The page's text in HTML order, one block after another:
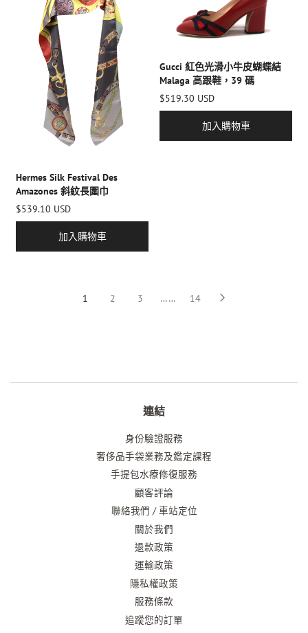
Hermes Silk Festival Des
Amazones 斜紋長圍巾
$539.10 USD
加入購物車
Gucci 紅色光滑小牛皮蝴蝶結
Malaga 高跟鞋，39 碼
$519.30 USD
加入購物車
1 2 3 …… 14
連結
身份驗證服務
奢侈品手袋業務及鑑定課程
手提包水療修復服務
顧客評論
聯絡我們 / 車站定位
關於我們
退款政策
運輸政策
隱私權政策
服務條款
追蹤您的訂單